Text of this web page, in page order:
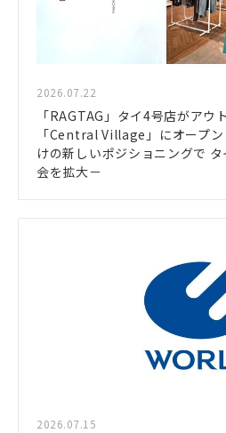
2026.07.22
「RAGTAG」タイ4号店がアウ
「Central Village」にオープ
けの新しいポジショニングで
会を拡大－
2026.07.15